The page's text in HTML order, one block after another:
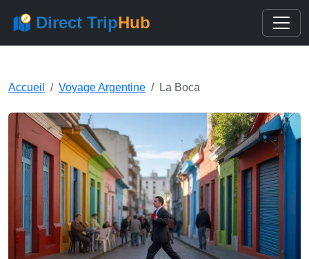
Direct TripHub
Accueil Voyage Argentine La Boca